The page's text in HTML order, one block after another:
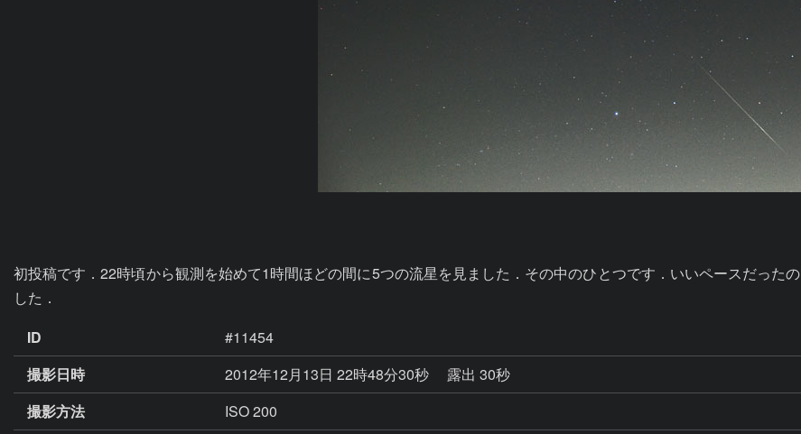
初投稿です．22時頃から観測を始めて1時間ほどの間に5つの流星を見ました．その中のひとつです．いいペースだった
した．
ID
#11454
撮影日時
2012年12月13日 22時48分30秒
露出 30秒
撮影方法
ISO 200